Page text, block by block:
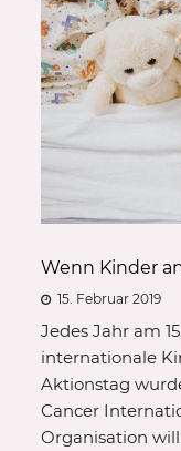
Wenn Kinder
15. Februar 2019
Jedes Jahr am
internationale
Aktionstag
Cancer
Organisation